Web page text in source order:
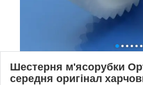
Шестерня м'ясорубки
середня оригінал